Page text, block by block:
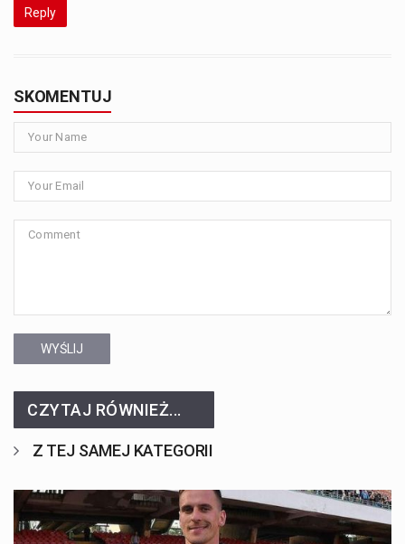
Reply
SKOMENTUJ
WYŚLIJ
CZYTAJ RÓWNIEŻ...
Z TEJ SAMEJ KATEGORII